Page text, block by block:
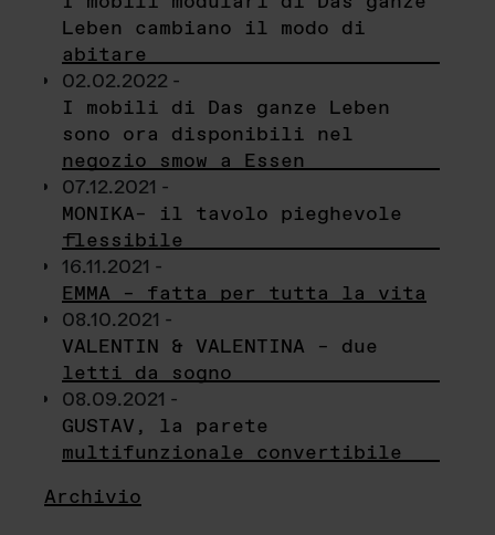
Leben cambiano il modo di
abitare
02.02.2022 -
I mobili di Das ganze Leben
sono ora disponibili nel
negozio smow a Essen
07.12.2021 -
MONIKA– il tavolo pieghevole
flessibile
16.11.2021 -
EMMA – fatta per tutta la vita
08.10.2021 -
VALENTIN & VALENTINA – due
letti da sogno
08.09.2021 -
GUSTAV, la parete
multifunzionale convertibile
Archivio